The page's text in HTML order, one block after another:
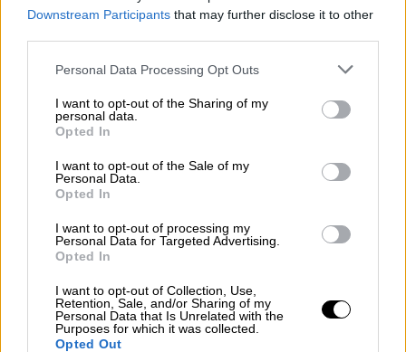
Downstream Participants that may further disclose it to other
Please note that this website/app uses one or more Google
not limited to your visit or usage behaviour. You may click to
grant or deny consent to Google and its third-party tags to
use your data for below specified purposes in below Google
consent section.
Personal Data Processing Opt Outs
I want to opt-out of the Sharing of my
personal data.
Opted In
I want to opt-out of the Sale of my
Personal Data.
Opted In
I want to opt-out of processing my
Personal Data for Targeted Advertising.
Opted In
I want to opt-out of Collection, Use,
Retention, Sale, and/or Sharing of my
Personal Data that Is Unrelated with the
Purposes for which it was collected.
Opted Out
ξέσπασε τα ξημερώματα της Παρασκευής, 18
Φεβρουαρίου